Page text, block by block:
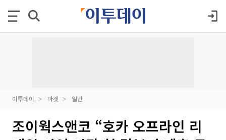
이투데이 마켓 일반
조이웍스앤코 “호카 오프라인 리